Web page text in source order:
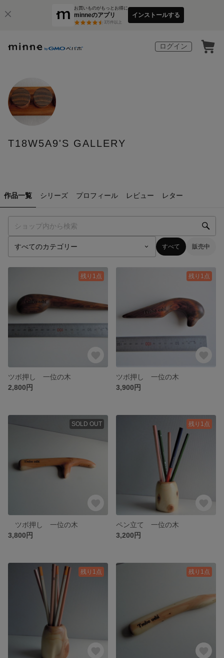
お買いものがもっとお得に
minneのアプリ
3万件以上
インストールする
ログイン
T18W5A9'S GALLERY
作品一覧 シリーズ プロフィール レビュー レター
すべて 販売中
残り1点
ツボ押し 一位の木
2,800円
残り1点
ツボ押し 一位の木
3,900円
SOLD OUT
ツボ押し 一位の木
3,800円
残り1点
ペン立て 一位の木
3,200円
残り1点 残り1点